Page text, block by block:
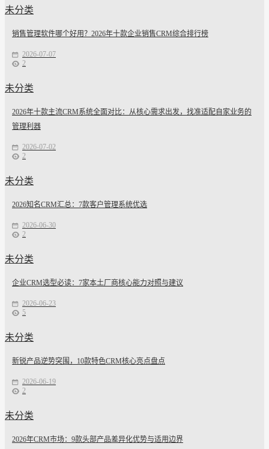
未分类
销售管理软件哪个好用？2026年十款企业销售CRM综合排行榜
2026-07-07
2
未分类
2026年十款主流CRM系统全面对比：从核心需求出发，找准适配自家业务的
管理利器
2026-07-02
2
未分类
2026知名CRM汇总：7款客户管理系统优选
2026-06-30
2
未分类
企业CRM选型必读：7家本土厂商核心能力对照与建议
2026-06-23
5
未分类
新锐产品逆势突围，10款特色CRM核心亮点盘点
2026-06-19
2
未分类
2026年CRM市场：9款头部产品差异化优势与适用边界